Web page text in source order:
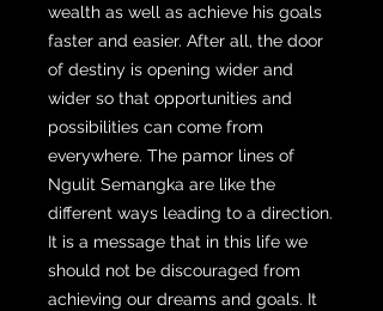
wealth as well as achieve his goals
faster and easier. After all, the door
of destiny is opening wider and
wider so that opportunities and
possibilities can come from
everywhere. The pamor lines of
Ngulit Semangka are like the
different ways leading to a direction.
It is a message that in this life we ​​
should not be discouraged from
achieving our dreams and goals. It